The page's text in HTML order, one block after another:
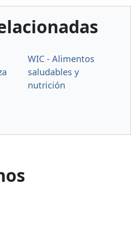
WIC - Alimentos
saludables y
nutrición